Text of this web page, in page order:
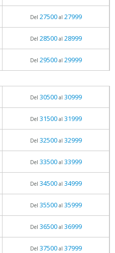
Del 27500al 27999
Del 28500al 28999
Del 29500al 29999
Del 30500al 30999
Del 31500al 31999
Del 32500al 32999
Del 33500al 33999
Del 34500al 34999
Del 35500al 35999
Del 36500al 36999
Del 37500al 37999